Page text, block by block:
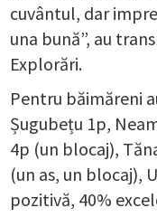
cuvântul, dar
una bună”, au
Explorări.
Pentru băimăreni
Șugubețu 1p,
4p (un blocaj),
(un as, un blocaj),
pozitivă, 40%